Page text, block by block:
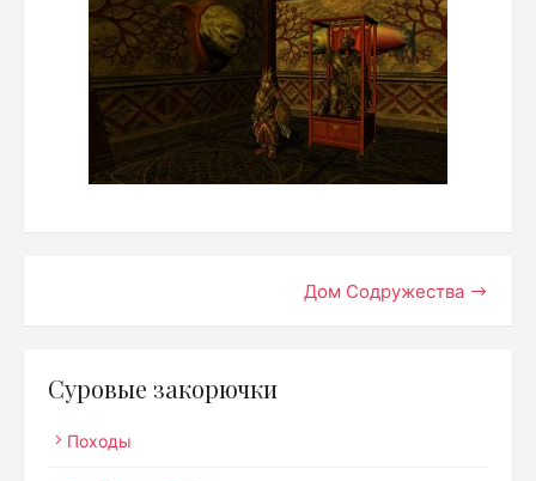
записям
Дом Содружества
Суровые закорючки
Походы